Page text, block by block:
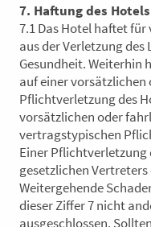
7. Haftung des Hotels
7.1Das Hotel haftet für
aus der Verletzung des
Gesundheit. Weiterhin
auf einer
Pflichtverletzung des
vorsätzlichen oder
vertragstypischen
Einer Pflichtverletzung
gesetzlichen
Weitergehende
dieser Ziffer 7 nicht
ausgeschlossen.